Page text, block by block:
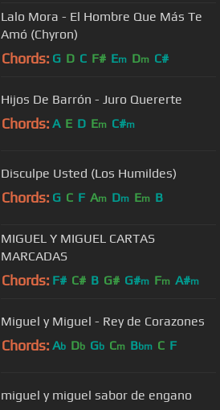
Lalo Mora - El Hombre Que Más Te
Amó (Chyron)
Chords: G D C F# Em Dm C#
Hijos De Barrón - Juro Quererte
Chords: A E D Em C#m
Disculpe Usted (Los Humildes)
Chords: G C F Am Dm Em B
MIGUEL Y MIGUEL CARTAS
MARCADAS
Chords: F# C# B G# G#m Fm A#m
Miguel y Miguel - Rey de Corazones
Chords: Ab Db Gb Cm Bbm C F
miguel y miguel sabor de engano